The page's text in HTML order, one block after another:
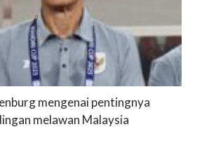
mengenai pentingnya
melawan Malaysia